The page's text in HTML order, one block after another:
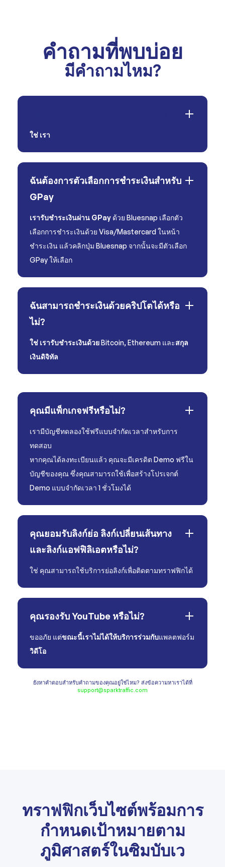
คำถามที่พบบ่อย
มีคำถามไหม?
ใช่ เรา
ฉันต้องการตัวเลือกการชำระเงินสำหรับ
GPay
เรารับชำระเงินผ่าน GPay ด้วย Bluesnap เลือกตัว
เลือกการชำระเงินด้วย Visa/Mastercard ในหน้า
ชำระเงิน แล้วคลิกปุ่ม Bluesnap จากนั้นจะมีตัวเลือก
GPay ให้เลือก
ฉันสามารถชำระเงินด้วยคริปโตได้หรือ
ไม่?
ใช่ เรารับชำระเงินด้วยBitcoin, Ethereum และสกุล
เงินดิจิทัล
คุณมีแพ็กเกจฟรีหรือไม่?
เรามีบัญชีทดลองใช้ฟรีแบบจำกัดเวลาสำหรับการ
ทดสอบ
หากคุณได้ลงทะเบียนแล้ว คุณจะมีเครดิต Demo ฟรีใน
บัญชีของคุณ ซึ่งคุณสามารถใช้เพื่อสร้างโปรเจกต์
Demo แบบจำกัดเวลา 1 ชั่วโมงได้
คุณยอมรับลิงก์ย่อ ลิงก์เปลี่ยนเส้นทาง
และลิงก์แอฟฟิลิเอตหรือไม่?
ใช่ คุณสามารถใช้บริการย่อลิงก์เพื่อติดตามทราฟฟิกได้
คุณรองรับ YouTube หรือไม่?
ขออภัย แต่ขณะนี้เราไม่ได้ให้บริการร่วมกับแพลตฟอร์ม
วิดีโอ
ยังหาคำตอบสำหรับคำถามของคุณอยู่ใช่ไหม? ส่งข้อความหาเราได้ที่
support@sparktraffic.com
ทราฟฟิกเว็บไซต์พร้อมการ
กำหนดเป้าหมายตาม
ภูมิศาสตร์ในซิมบับเว